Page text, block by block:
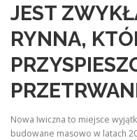
JEST
RYNNA,
Nowa Iwiczna to miejsce
budowane masowo w latach